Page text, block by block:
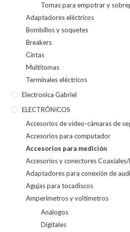
Tomas para empotrar y
Adaptadores eléctricos
Bombillos y soquetes
Breakers
Cintas
Multitomas
Terminales eléctricos
Electronica Gabriel
ELECTRÓNICOS
Accesorios de video-cámaras de
Accesorios para computador
Accesorios para medición
Accesorios y conectores
Adaptadores para conexión de
Agujas para tocadiscos
Amperímetros y voltímetros
Análogos
Digitales